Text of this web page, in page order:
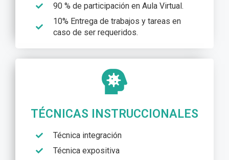
90 % de participación en Aula Virtual.
10% Entrega de trabajos y tareas en
caso de ser requeridos.
TÉCNICAS INSTRUCCIONALES
Técnica integración
Técnica expositiva